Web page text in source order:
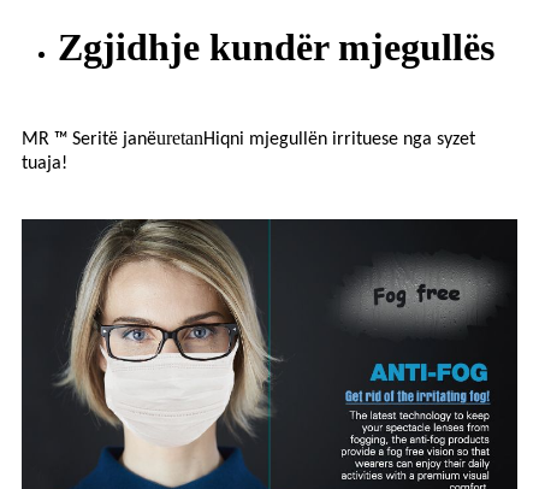
Zgjidhje kundër mjegullës
MR ™ Seritë janëuretanHiqni mjegullën irrituese nga syzet
tuaja!